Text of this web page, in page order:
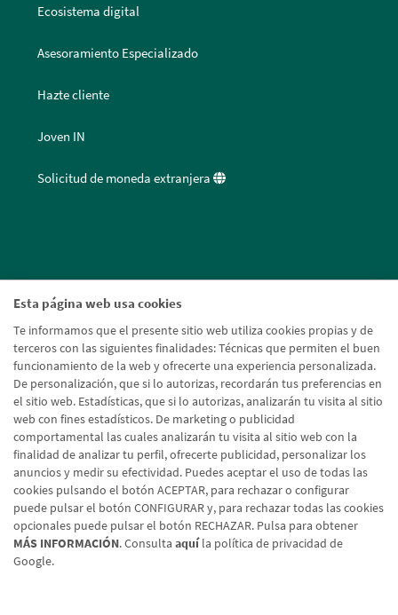
Esta página web usa cookies
Te informamos que el presente sitio web utiliza cookies propias y de
terceros con las siguientes finalidades: Técnicas que permiten el buen
funcionamiento de la web y ofrecerte una experiencia personalizada.
De personalización, que si lo autorizas, recordarán tus preferencias en
el sitio web. Estadísticas, que si lo autorizas, analizarán tu visita al sitio
web con fines estadísticos. De marketing o publicidad
comportamental las cuales analizarán tu visita al sitio web con la
finalidad de analizar tu perfil, ofrecerte publicidad, personalizar los
anuncios y medir su efectividad. Puedes aceptar el uso de todas las
cookies pulsando el botón ACEPTAR, para rechazar o configurar
puede pulsar el botón CONFIGURAR y, para rechazar todas las cookies
opcionales puede pulsar el botón RECHAZAR. Pulsa para obtener
MÁS INFORMACIÓN. Consulta aquíla política de privacidad de
Google.
Ecosistema digital
Asesoramiento Especializado
Hazte cliente
Joven IN
Solicitud de moneda extranjera
Aviso legal